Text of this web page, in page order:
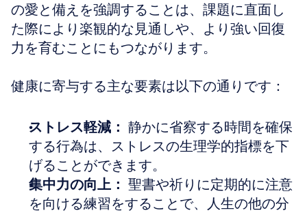
の愛と備えを強調することは、課題に直面し
た際により楽観的な見通しや、より強い回復
力を育むことにもつながります。
健康に寄与する主な要素は以下の通りです：
ストレス軽減： 静かに省察する時間を確保
する行為は、ストレスの生理学的指標を下
げることができます。
集中力の向上： 聖書や祈りに定期的に注意
を向ける練習をすることで、人生の他の分